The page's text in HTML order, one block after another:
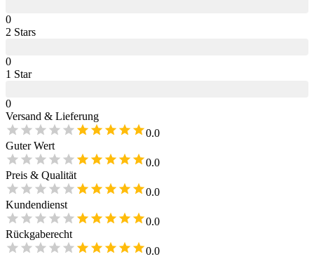
0
2 Stars
0
1 Star
0
Versand & Lieferung
0.0
Guter Wert
0.0
Preis & Qualität
0.0
Kundendienst
0.0
Rückgaberecht
0.0